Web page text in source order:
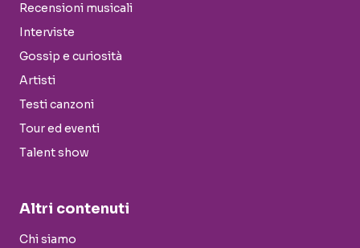
Recensioni musicali
Interviste
Gossip e curiosità
Artisti
Testi canzoni
Tour ed eventi
Talent show
Altri contenuti
Chi siamo